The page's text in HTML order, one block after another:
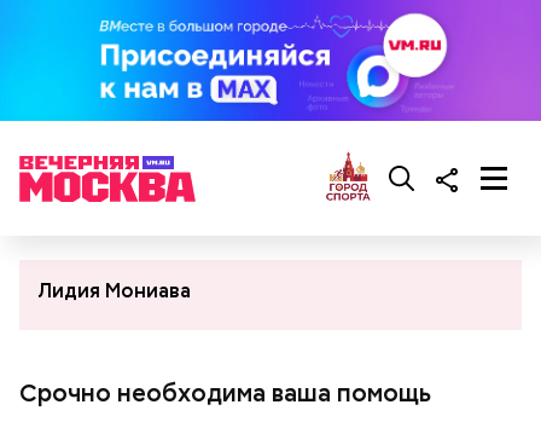
Лидия Мониава
Срочно необходима ваша помощь